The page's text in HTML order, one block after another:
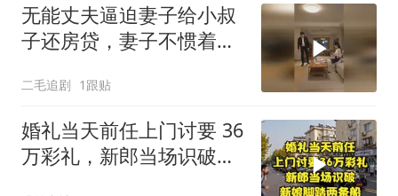
无能丈夫逼迫妻子给小叔
子还房贷，妻子不惯着他
二毛追剧 1跟贴
婚礼当天前任上门讨要 36
万彩礼，新郎当场识破新